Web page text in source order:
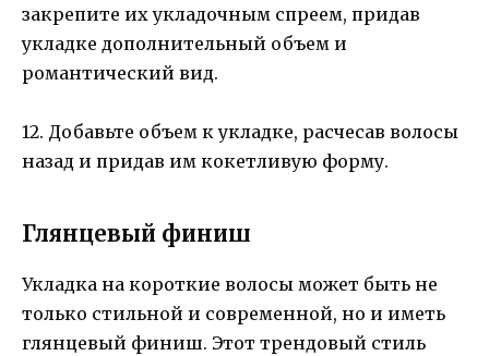
закрепите их укладочным спреем, придав
укладке дополнительный объем и
романтический вид.
12. Добавьте объем к укладке, расчесав волосы
назад и придав им кокетливую форму.
Глянцевый финиш
Укладка на короткие волосы может быть не
только стильной и современной, но и иметь
глянцевый финиш. Этот трендовый стиль